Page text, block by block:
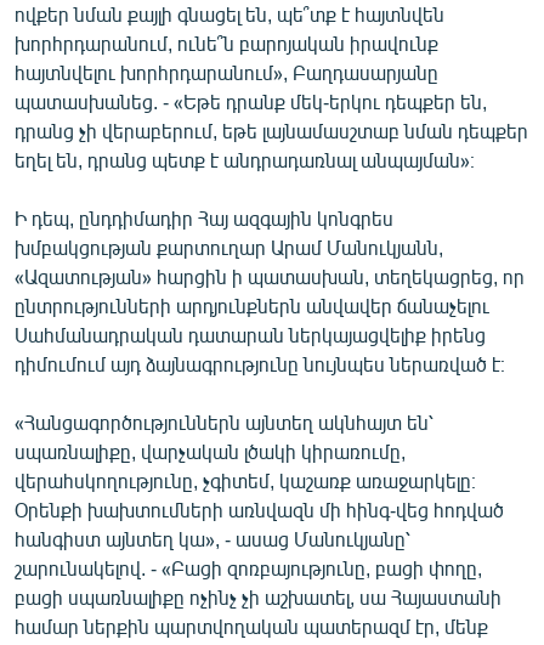
ովքեր նման քայլի գնացել են, պե՞տք է հայտնվեն
խորհրդարանում, ունե՞ն բարոյական իրավունք
հայտնվելու խորհրդարանում», Բաղդասարյանը
պատասխանեց. - «Եթե դրանք մեկ-երկու դեպքեր են,
դրանց չի վերաբերում, եթե լայնամասշտաբ նման դեպքեր
եղել են, դրանց պետք է անդրադառնալ անպայման»։
Ի դեպ, ընդդիմադիր Հայ ազգային կոնգրես
խմբակցության քարտուղար Արամ Մանուկյանն,
«Ազատության» հարցին ի պատասխան, տեղեկացրեց, որ
ընտրությունների արդյունքներն անվավեր ճանաչելու
Սահմանադրական դատարան ներկայացվելիք իրենց
դիմումում այդ ձայնագրությունը նույնպես ներառված է։
«Հանցագործություններն այնտեղ ակնհայտ են՝
սպառնալիքը, վարչական լծակի կիրառումը,
վերահսկողությունը, չգիտեմ, կաշառք առաջարկելը։
Օրենքի խախտումների առնվազն մի հինգ-վեց հոդված
հանգիստ այնտեղ կա», - ասաց Մանուկյանը՝
շարունակելով. - «Բացի զոռբայությունը, բացի փողը,
բացի սպառնալիքը ոչինչ չի աշխատել, սա Հայաստանի
համար ներքին պարտվողական պատերազմ էր, մենք